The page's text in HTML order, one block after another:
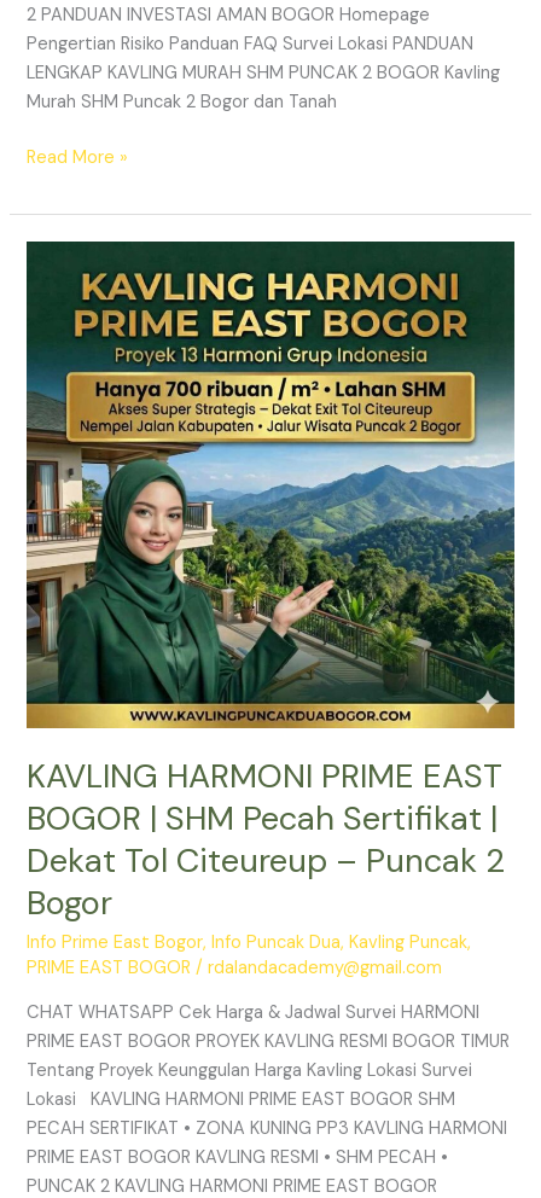
2 PANDUAN INVESTASI AMAN BOGOR Homepage
Pengertian Risiko Panduan FAQ Survei Lokasi PANDUAN
LENGKAP KAVLING MURAH SHM PUNCAK 2 BOGOR Kavling
Murah SHM Puncak 2 Bogor dan Tanah
Read More »
KAVLING HARMONI PRIME EAST
BOGOR | SHM Pecah Sertifikat |
Dekat Tol Citeureup – Puncak 2
Bogor
Info Prime East Bogor,Info Puncak Dua,Kavling Puncak,
PRIME EAST BOGOR /rdalandacademy@gmail.com
CHAT WHATSAPP Cek Harga & Jadwal Survei HARMONI
PRIME EAST BOGOR PROYEK KAVLING RESMI BOGOR TIMUR
Tentang Proyek Keunggulan Harga Kavling Lokasi Survei
Lokasi KAVLING HARMONI PRIME EAST BOGOR SHM
PECAH SERTIFIKAT • ZONA KUNING PP3 KAVLING HARMONI
PRIME EAST BOGOR KAVLING RESMI • SHM PECAH •
PUNCAK 2 KAVLING HARMONI PRIME EAST BOGOR
HARMONI
BOGOR
|
SHM
Pecah
Sertifikat
|
Dekat
Tol
Citeureup
–
Puncak
2